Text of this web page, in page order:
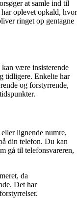
at samle ind til
oplevet opkald, hvor
ringet op gentagne
være insisterende
tidligere. Enkelte har
og forstyrrende,
lignende numre,
din telefon. Du kan
gå til telefonsvareren,
da
Det har